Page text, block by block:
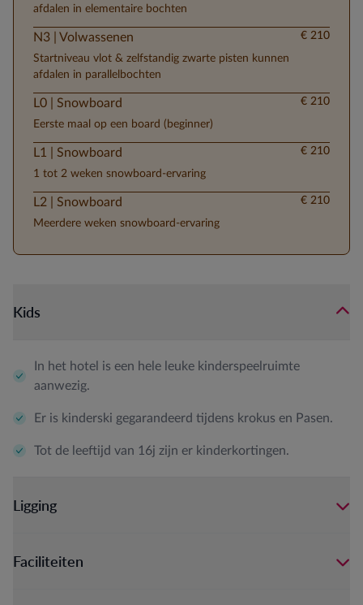
afdalen in elementaire bochten
N3 | Volwassenen
Startniveau vlot & zelfstandig zwarte pisten kunnen
afdalen in parallelbochten
€ 210
L0 | Snowboard
Eerste maal op een board (beginner)
€ 210
L1 | Snowboard
1 tot 2 weken snowboard-ervaring
€ 210
L2 | Snowboard
Meerdere weken snowboard-ervaring
€ 210
Kids
In het hotel is een hele leuke kinderspeelruimte
aanwezig.
Er is kinderski gegarandeerd tijdens krokus en Pasen.
Tot de leeftijd van 16j zijn er kinderkortingen.
Ligging
Faciliteiten